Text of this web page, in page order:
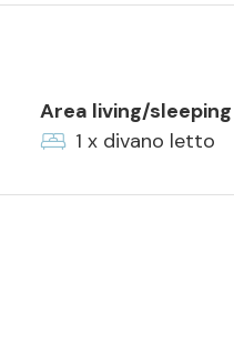
Area living/sleeping
1 x divano letto